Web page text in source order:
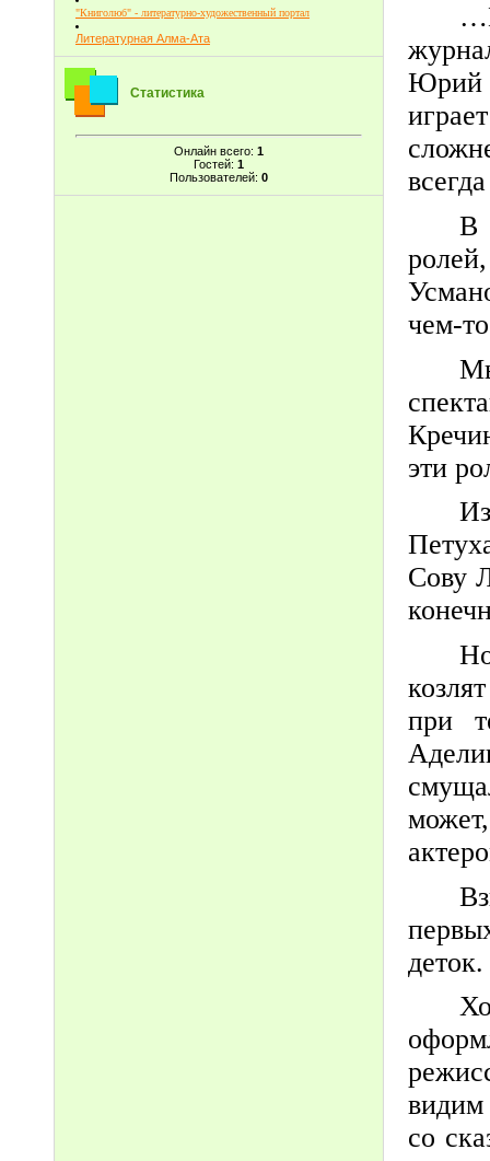
"Книголюб" - литературно-художественный портал
Литературная Алма-Ата
Статистика
Онлайн всего: 1
Гостей: 1
Пользователей: 0
Юрий
В
чем-
эти
Сову
при
деток.
со